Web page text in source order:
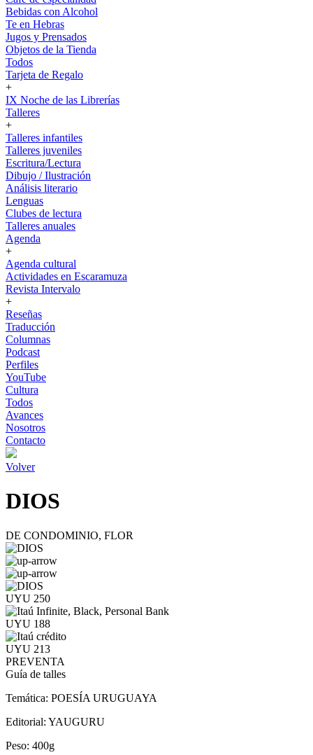
Bebidas con Alcohol
Te en Hebras
Jugos y Prensados
Objetos de la Tienda
Todos
Tarjeta de Regalo
+
IX Noche de las Librerías
Talleres
+
Talleres infantiles
Talleres juveniles
Escritura/Lectura
Dibujo / Ilustración
Análisis literario
Lenguas
Clubes de lectura
Talleres anuales
Agenda
+
Agenda cultural
Actividades en Escaramuza
Revista Intervalo
+
Reseñas
Traducción
Columnas
Podcast
Perfiles
YouTube
Cultura
Todos
Avances
Nosotros
Contacto
Volver
DIOS
DE CONDOMINIO, FLOR
UYU 250
UYU 188
UYU 213
PREVENTA
Guía de talles
Temática: POESÍA URUGUAYA
Editorial: YAUGURU
Peso: 400g